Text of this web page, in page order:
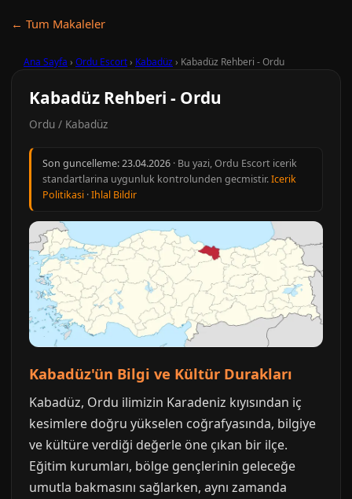
← Tum Makaleler
Ana Sayfa › Ordu Escort› Kabadüz› Kabadüz Rehberi - Ordu
Kabadüz Rehberi - Ordu
Ordu / Kabadüz
Son guncelleme:23.04.2026 · Bu yazi, Ordu Escort icerik
standartlarina uygunluk kontrolunden gecmistir.Icerik
Politikasi ·Ihlal Bildir
Kabadüz'ün Bilgi ve Kültür Durakları
Kabadüz, Ordu ilimizin Karadeniz kıyısından iç
kesimlere doğru yükselen coğrafyasında, bilgiye
ve kültüre verdiği değerle öne çıkan bir ilçe.
Eğitim kurumları, bölge gençlerinin geleceğe
umutla bakmasını sağlarken, aynı zamanda